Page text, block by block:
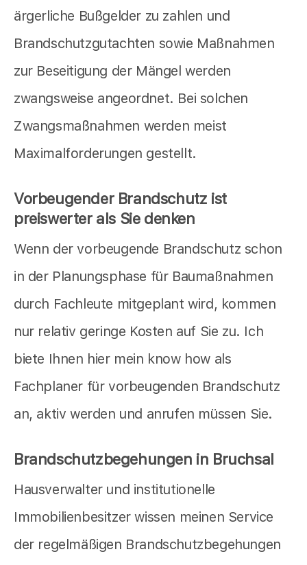
ärgerliche Bußgelder zu zahlen und
Brandschutzgutachten sowie Maßnahmen
zur Beseitigung der Mängel werden
zwangsweise angeordnet. Bei solchen
Zwangsmaßnahmen werden meist
Maximalforderungen gestellt.
Vorbeugender Brandschutz ist
preiswerter als Sie denken
Wenn der vorbeugende Brandschutz schon
in der Planungsphase für Baumaßnahmen
durch Fachleute mitgeplant wird, kommen
nur relativ geringe Kosten auf Sie zu. Ich
biete Ihnen hier mein know how als
Fachplaner für vorbeugenden Brandschutz
an, aktiv werden und anrufen müssen Sie.
Brandschutzbegehungen in Bruchsal
Hausverwalter und institutionelle
Immobilienbesitzer wissen meinen Service
der regelmäßigen Brandschutzbegehungen